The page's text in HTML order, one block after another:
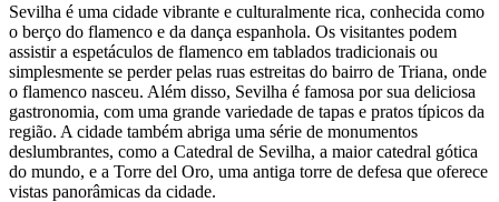
Sevilha é uma cidade vibrante e culturalmente rica, conhecida como
o berço do flamenco e da dança espanhola. Os visitantes podem
assistir a espetáculos de flamenco em tablados tradicionais ou
simplesmente se perder pelas ruas estreitas do bairro de Triana, onde
o flamenco nasceu. Além disso, Sevilha é famosa por sua deliciosa
gastronomia, com uma grande variedade de tapas e pratos típicos da
região. A cidade também abriga uma série de monumentos
deslumbrantes, como a Catedral de Sevilha, a maior catedral gótica
do mundo, e a Torre del Oro, uma antiga torre de defesa que oferece
vistas panorâmicas da cidade.